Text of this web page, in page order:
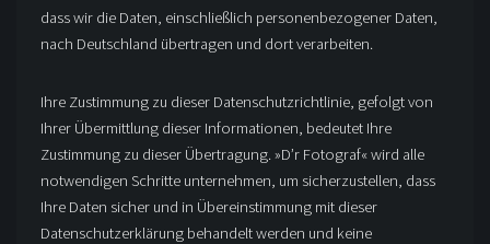
dass wir die Daten, einschließlich personenbezogener Daten,
nach Deutschland übertragen und dort verarbeiten.
Ihre Zustimmung zu dieser Datenschutzrichtlinie, gefolgt von
Ihrer Übermittlung dieser Informationen, bedeutet Ihre
Zustimmung zu dieser Übertragung. »D’r Fotograf« wird alle
notwendigen Schritte unternehmen, um sicherzustellen, dass
Ihre Daten sicher und in Übereinstimmung mit dieser
Datenschutzerklärung behandelt werden und keine